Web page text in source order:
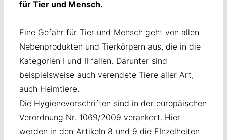
für Tier und Mensch.
Eine Gefahr für Tier und Mensch geht von allen
Nebenprodukten und Tierkörpern aus, die in die
Kategorien I und II fallen. Darunter sind
beispielsweise auch verendete Tiere aller Art,
auch Heimtiere.
Die Hygienevorschriften sind in der europäischen
Verordnung Nr. 1069/2009 verankert. Hier
werden in den Artikeln 8 und 9 die EInzelheiten